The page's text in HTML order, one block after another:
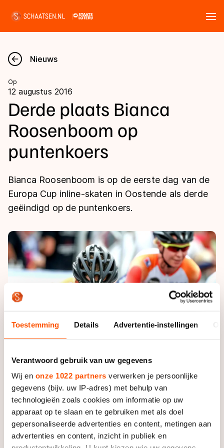
Toestemming Details Advertentie-instellingen
Verantwoord gebruik van uw gegevens
Wij en onze 1022 partners verwerken je persoonlijke
gegevens (bijv. uw IP-adres) met behulp van
technologieën zoals cookies om informatie op uw
apparaat op te slaan en te gebruiken met als doel
gepersonaliseerde advertenties en content, metingen aan
advertenties en content, inzicht in publiek en
Nieuws
Kalender
Disciplines
Marathon
Inlineskaten
Schoonrijden
Natuurijs
Uitslagen
Langebaan
Shorttrack
Inlineskaten
Kunstschaatsen
Tijden & historie
Persoonlijke records & tijden
Historie & statistiek
De weg op
Inschrijven wedstrijden
Algemene Nederlandse Schaatstijd
Deze zomer de weg op
Waar kan ik schaatsen en skaten?
Schaatsfans
Alles voor jou als schaatsfan
Evenementen
Winacties
Olympische Spelen
Olympische Spelen
Medaille overzicht
Van Jong tot Goud verhalen
Nieuws
Op
12 augustus 2016
Derde plaats Bianca
Roosenboom op
puntenkoers
Bianca Roosenboom is op de eerste dag van de
Europa Cup inline-skaten in Oostende als derde
geëindigd op de puntenkoers.